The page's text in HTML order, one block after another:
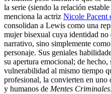
la serie (siendo la relación
menciona la actriz Nicole Pacent
consolidan a Lewis como una
mujer bisexual cuya identidad no
narrativo, sino simplemente
personaje. Sus geniales
su apertura emocional; de
vulnerabilidad al mismo tiempo
profesional, la convierten en uno
y humanos de Mentes Criminales.